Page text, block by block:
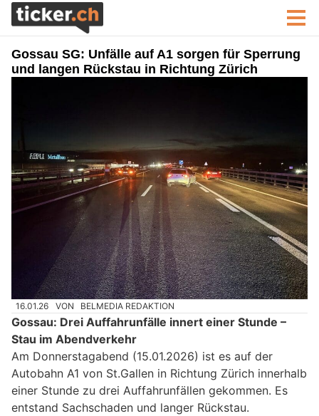
Gossau SG: Unfälle auf A1 sorgen für Sperrung
und langen Rückstau in Richtung Zürich
16.01.26 VON BELMEDIA REDAKTION
Gossau: Drei Auffahrunfälle innert einer Stunde –
Stau im Abendverkehr
Am Donnerstagabend (15.01.2026) ist es auf der
Autobahn A1 von St.Gallen in Richtung Zürich innerhalb
einer Stunde zu drei Auffahrunfällen gekommen. Es
entstand Sachschaden und langer Rückstau.